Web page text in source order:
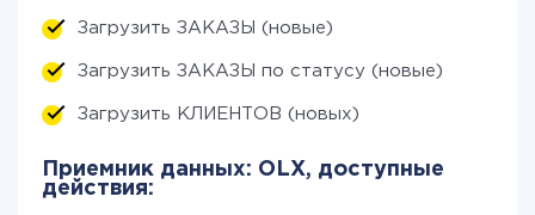
Загрузить ЗАКАЗЫ (новые)
Загрузить ЗАКАЗЫ по статусу (новые)
Загрузить КЛИЕНТОВ (новых)
Приемник данных: OLX, доступные
действия: